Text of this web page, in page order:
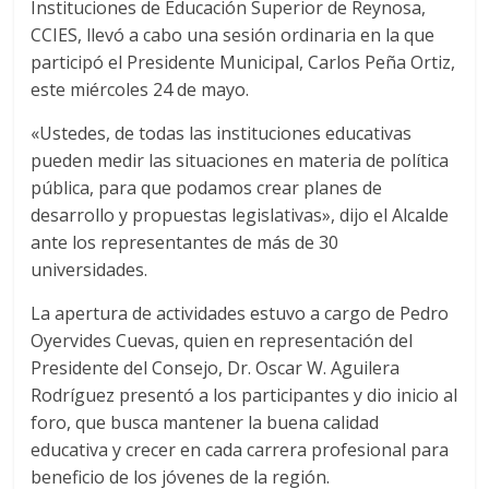
Instituciones de Educación Superior de Reynosa,
CCIES, llevó a cabo una sesión ordinaria en la que
participó el Presidente Municipal, Carlos Peña Ortiz,
este miércoles 24 de mayo.
«Ustedes, de todas las instituciones educativas
pueden medir las situaciones en materia de política
pública, para que podamos crear planes de
desarrollo y propuestas legislativas», dijo el Alcalde
ante los representantes de más de 30
universidades.
La apertura de actividades estuvo a cargo de Pedro
Oyervides Cuevas, quien en representación del
Presidente del Consejo, Dr. Oscar W. Aguilera
Rodríguez presentó a los participantes y dio inicio al
foro, que busca mantener la buena calidad
educativa y crecer en cada carrera profesional para
beneficio de los jóvenes de la región.